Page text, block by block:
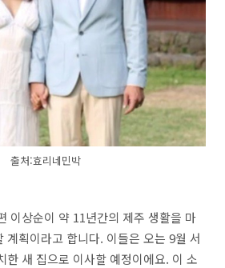
출처:효리네민박
이상순이 약 11년간의 제주 생활을 마
계획이라고 합니다. 이들은 오는 9월 서
한 새 집으로 이사할 예정이에요. 이 소